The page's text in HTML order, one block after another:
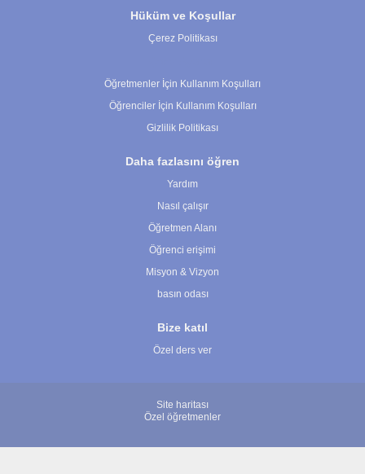
Hüküm ve Koşullar
Çerez Politikası
Öğretmenler İçin Kullanım Koşulları
Öğrenciler İçin Kullanım Koşulları
Gizlilik Politikası
Daha fazlasını öğren
Yardım
Nasıl çalışır
Öğretmen Alanı
Öğrenci erişimi
Misyon & Vizyon
basın odası
Bize katıl
Özel ders ver
Site haritası
Özel öğretmenler